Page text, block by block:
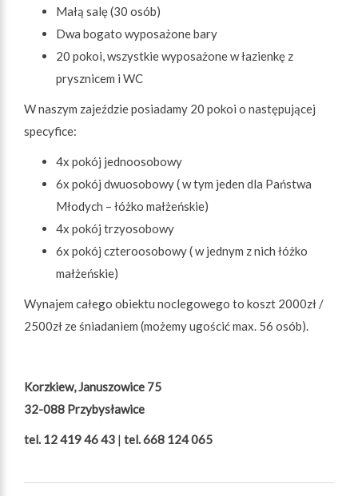
Małą salę (30 osób)
Dwa bogato wyposażone bary
20 pokoi, wszystkie wyposażone w łazienkę z
prysznicem i WC
W naszym zajeździe posiadamy 20 pokoi o następującej
specyfice:
4x pokój jednoosobowy
6x pokój dwuosobowy ( w tym jeden dla Państwa
Młodych – łóżko małżeńskie)
4x pokój trzyosobowy
6x pokój czteroosobowy ( w jednym z nich łóżko
małżeńskie)
Wynajem całego obiektu noclegowego to koszt 2000zł /
2500zł ze śniadaniem (możemy ugościć max. 56 osób).
Korzkiew, Januszowice 75
32-088 Przybysławice
tel. 12 419 46 43 | tel. 668 124 065